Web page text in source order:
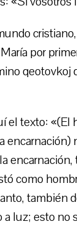
por
qeotovkoj
el texto: «(El
encarnación)
como
también
a luz; esto